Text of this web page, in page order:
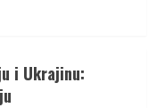
i Ukrajinu: